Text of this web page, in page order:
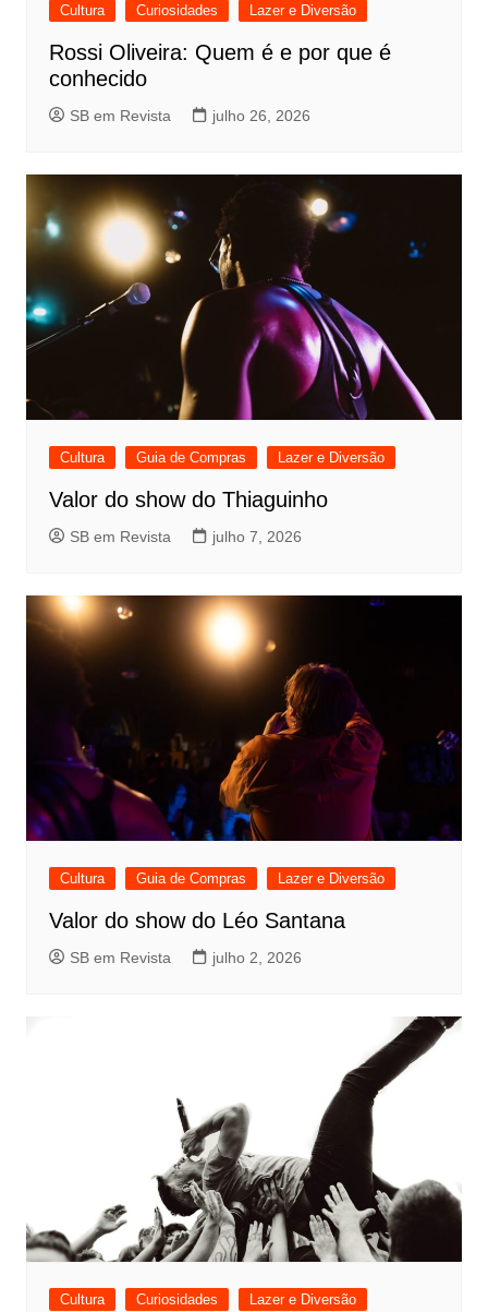
Cultura Curiosidades Lazer e Diversão
Rossi Oliveira: Quem é e por que é
conhecido
SB em Revista julho 26, 2026
Cultura Guia de Compras Lazer e Diversão
Valor do show do Thiaguinho
SB em Revista julho 7, 2026
Cultura Guia de Compras Lazer e Diversão
Valor do show do Léo Santana
SB em Revista julho 2, 2026
Cultura Curiosidades Lazer e Diversão